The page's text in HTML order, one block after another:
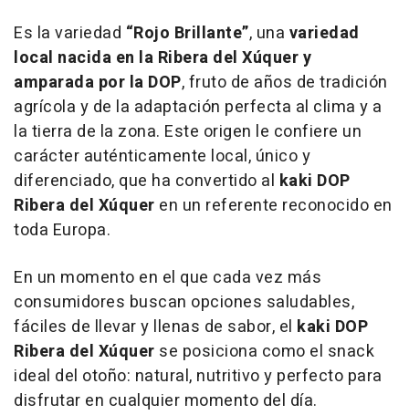
Es la variedad “Rojo Brillante”, una variedad
local nacida en la Ribera del Xúquer y
amparada por la DOP, fruto de años de tradición
agrícola y de la adaptación perfecta al clima y a
la tierra de la zona. Este origen le confiere un
carácter auténticamente local, único y
diferenciado, que ha convertido al kaki DOP
Ribera del Xúquer en un referente reconocido en
toda Europa.
En un momento en el que cada vez más
consumidores buscan opciones saludables,
fáciles de llevar y llenas de sabor, el kaki DOP
Ribera del Xúquer se posiciona como el snack
ideal del otoño: natural, nutritivo y perfecto para
disfrutar en cualquier momento del día.